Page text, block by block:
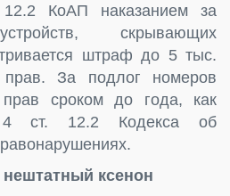
КоАП наказанием за
скрывающих
штраф до 5 тыс.
За подлог номеров
сроком до года, как
4 ст. 12.2 Кодекса об
ксенон